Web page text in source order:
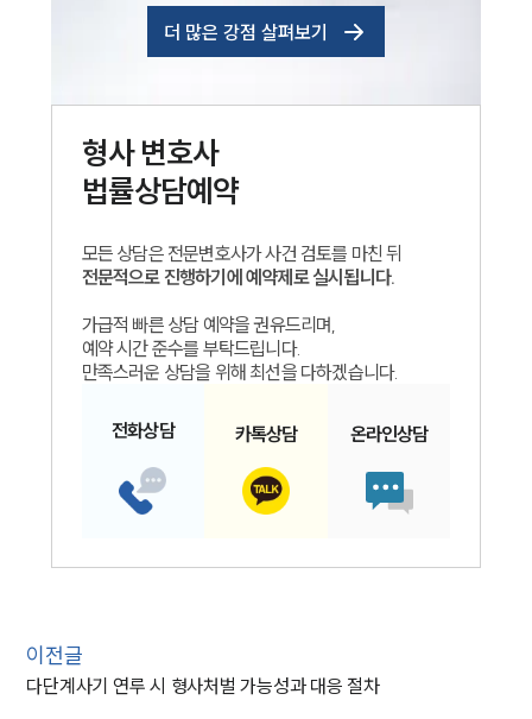
인재채용
만화로 보는 사례
더 많은 강점 살펴보기
형사변호사
법률상담예약
모든 상담은 전문변호사가 사건 검토를 마친 뒤
전문적으로 진행하기에 예약제로 실시됩니다.
가급적 빠른 상담 예약을 권유드리며,
예약 시간 준수를 부탁드립니다.
만족스러운 상담을 위해 최선을 다하겠습니다.
전화상담 카톡상담 온라인상담
이전글
다단계사기 연루 시 형사처벌 가능성과 대응 절차